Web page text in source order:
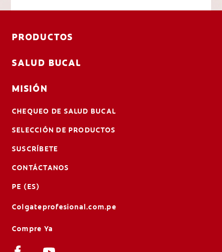
PRODUCTOS
SALUD BUCAL
MISIÓN
CHEQUEO DE SALUD BUCAL
SELECCIÓN DE PRODUCTOS
SUSCRÍBETE
CONTÁCTANOS
PE (ES)
Colgateprofesional.com.pe
Compre Ya